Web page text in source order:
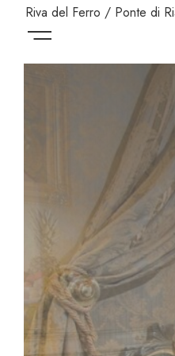
Menu
Riva del Ferro / Ponte di